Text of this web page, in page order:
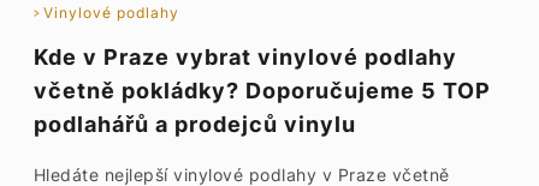
Vinylové podlahy
Kde v Praze vybrat vinylové podlahy
včetně pokládky? Doporučujeme 5 TOP
podlahářů a prodejců vinylu
Hledáte nejlepší vinylové podlahy v Praze včetně